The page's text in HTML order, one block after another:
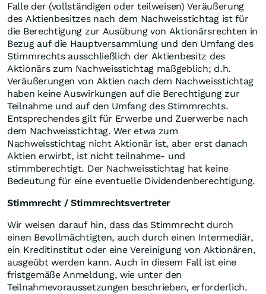
Falle der (vollständigen oder teilweisen) Veräußerung
des Aktienbesitzes nach dem Nachweisstichtag ist für
die Berechtigung zur Ausübung von Aktionärsrechten in
Bezug auf die Hauptversammlung und den Umfang des
Stimmrechts ausschließlich der Aktienbesitz des
Aktionärs zum Nachweisstichtag maßgeblich; d.h.
Veräußerungen von Aktien nach dem Nachweisstichtag
haben keine Auswirkungen auf die Berechtigung zur
Teilnahme und auf den Umfang des Stimmrechts.
Entsprechendes gilt für Erwerbe und Zuerwerbe nach
dem Nachweisstichtag. Wer etwa zum
Nachweisstichtag nicht Aktionär ist, aber erst danach
Aktien erwirbt, ist nicht teilnahme- und
stimmberechtigt. Der Nachweisstichtag hat keine
Bedeutung für eine eventuelle Dividendenberechtigung.
Stimmrecht / Stimmrechtsvertreter
Wir weisen darauf hin, dass das Stimmrecht durch
einen Bevollmächtigten, auch durch einen Intermediär,
ein Kreditinstitut oder eine Vereinigung von Aktionären,
ausgeübt werden kann. Auch in diesem Fall ist eine
fristgemäße Anmeldung, wie unter den
Teilnahmevoraussetzungen beschrieben, erforderlich.